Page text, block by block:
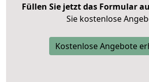
Füllen Sie jetzt das Formular
Sie kostenlose
Kostenlose Angebote